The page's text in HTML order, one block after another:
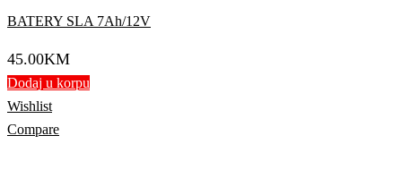
BATERY SLA 7Ah/12V
45.00KM
Dodaj u korpu
Wishlist
Compare